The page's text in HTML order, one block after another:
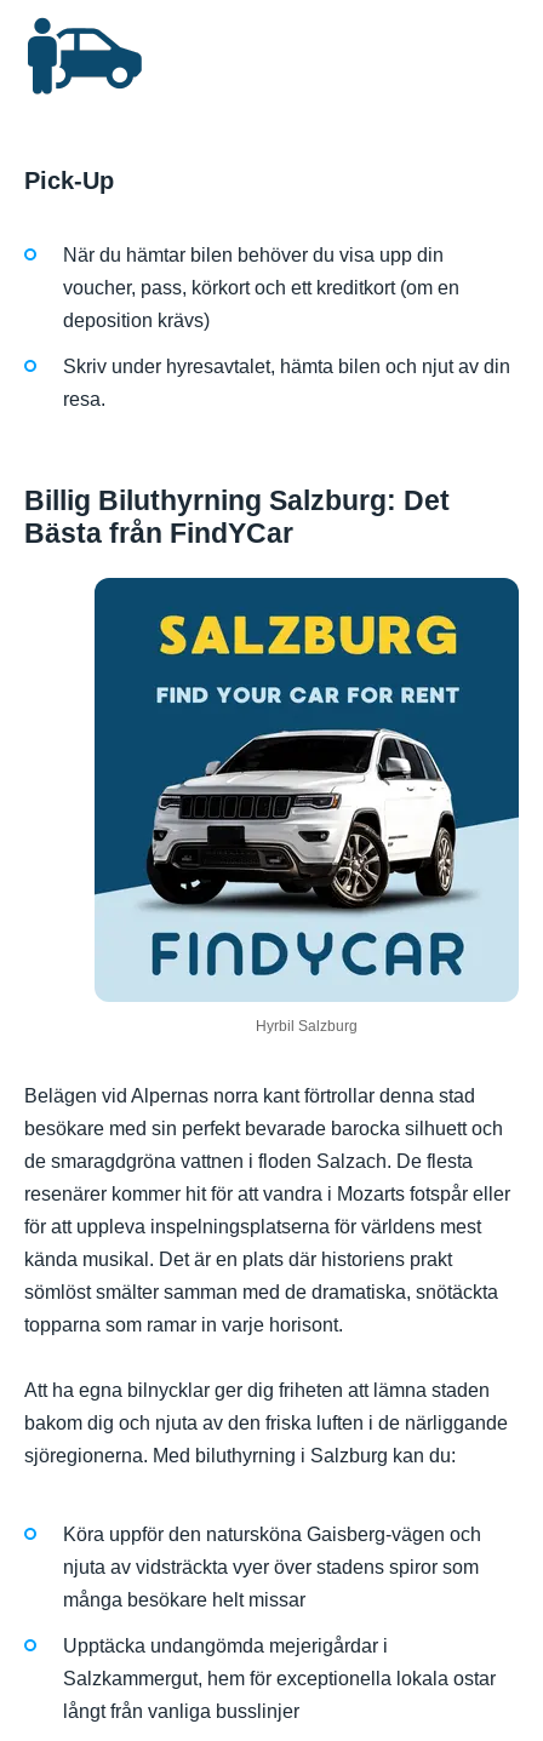
Pick-Up
När du hämtar bilen behöver du visa upp din
voucher, pass, körkort och ett kreditkort (om en
deposition krävs)
Skriv under hyresavtalet, hämta bilen och njut av din
resa.
Billig Biluthyrning Salzburg: Det
Bästa från FindYCar
Hyrbil Salzburg
Belägen vid Alpernas norra kant förtrollar denna stad
besökare med sin perfekt bevarade barocka silhuett och
de smaragdgröna vattnen i floden Salzach. De flesta
resenärer kommer hit för att vandra i Mozarts fotspår eller
för att uppleva inspelningsplatserna för världens mest
kända musikal. Det är en plats där historiens prakt
sömlöst smälter samman med de dramatiska, snötäckta
topparna som ramar in varje horisont.
Att ha egna bilnycklar ger dig friheten att lämna staden
bakom dig och njuta av den friska luften i de närliggande
sjöregionerna. Med biluthyrning i Salzburg kan du:
Köra uppför den natursköna Gaisberg-vägen och
njuta av vidsträckta vyer över stadens spiror som
många besökare helt missar
Upptäcka undangömda mejerigårdar i
Salzkammergut, hem för exceptionella lokala ostar
långt från vanliga busslinjer